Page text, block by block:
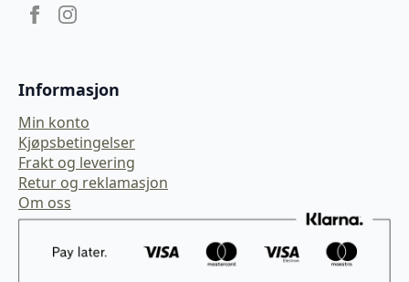
Informasjon
Min konto
Kjøpsbetingelser
Frakt og levering
Retur og reklamasjon
Om oss